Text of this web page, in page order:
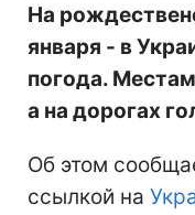
На
января - в
погода.
а на дорогах
Об этом
ссылкой на